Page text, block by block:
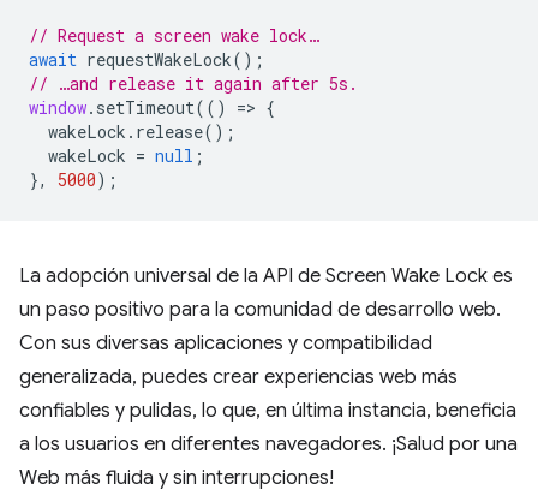
// Request a screen wake lock…
await requestWakeLock();
// …and release it again after 5s.
window. setTimeout(() => {
wakeLock . release();
wakeLock = null ;
},
5000);
La adopción universal de la API de Screen Wake Lock es
un paso positivo para la comunidad de desarrollo web.
Con sus diversas aplicaciones y compatibilidad
generalizada, puedes crear experiencias web más
confiables y pulidas, lo que, en última instancia, beneficia
a los usuarios en diferentes navegadores. ¡Salud por una
Web más fluida y sin interrupciones!